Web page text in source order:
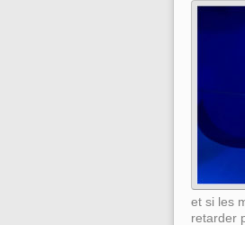
et si les
retarder